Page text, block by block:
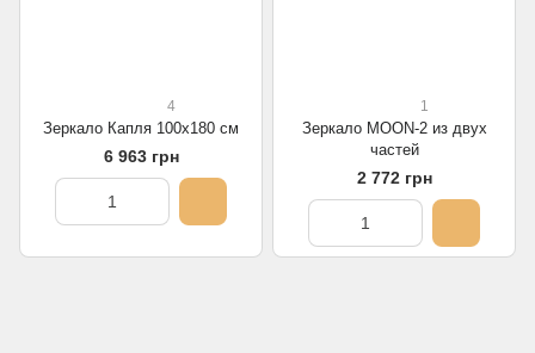
4
Зеркало Капля 100х180 см
6 963 грн
1
Зеркало MOON-2 из двух
частей
2 772 грн